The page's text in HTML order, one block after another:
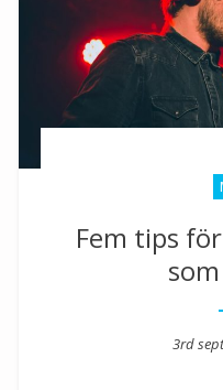
Fem tips
3rd